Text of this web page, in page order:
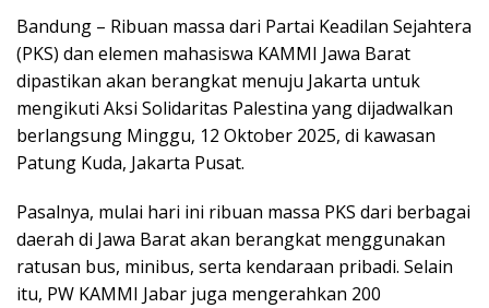
Bandung – Ribuan massa dari Partai Keadilan Sejahtera
(PKS) dan elemen mahasiswa KAMMI Jawa Barat
dipastikan akan berangkat menuju Jakarta untuk
mengikuti Aksi Solidaritas Palestina yang dijadwalkan
berlangsung Minggu, 12 Oktober 2025, di kawasan
Patung Kuda, Jakarta Pusat.
Pasalnya, mulai hari ini ribuan massa PKS dari berbagai
daerah di Jawa Barat akan berangkat menggunakan
ratusan bus, minibus, serta kendaraan pribadi. Selain
itu, PW KAMMI Jabar juga mengerahkan 200